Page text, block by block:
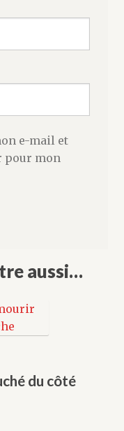
e-mail et
pour mon
aussi…
du côté